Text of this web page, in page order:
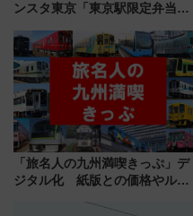
ンスタ東京「東京駅限定弁当
「旅名人の九州満喫きっぷ」デ
ジタル化 紙版との価格やルー